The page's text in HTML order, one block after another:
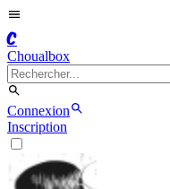
C
Choualbox
Connexion
Inscription